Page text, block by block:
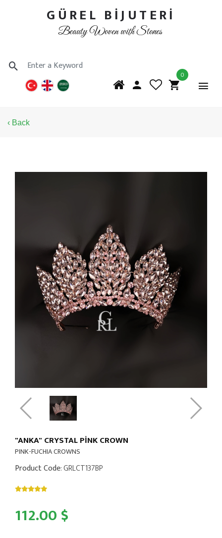
GÜREL BİJUTERİ
Beauty Woven with Stones
0
‹ Back
"ANKA" CRYSTAL PINK CROWN
PINK-FUCHIA CROWNS
Product Code: GRLCT137BP
112.00 $